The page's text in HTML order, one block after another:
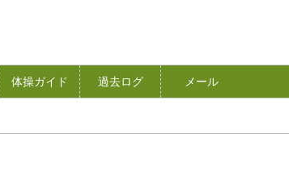
体操ガイド 過去ログ メール